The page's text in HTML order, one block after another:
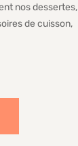
nos dessertes,
de cuisson,